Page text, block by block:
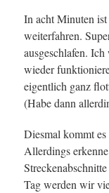
In acht Minuten
weiterfahren.
ausgeschlafen.
wieder
eigentlich ganz
(Habe dann
Diesmal kommt
Allerdings
Tag werden wir